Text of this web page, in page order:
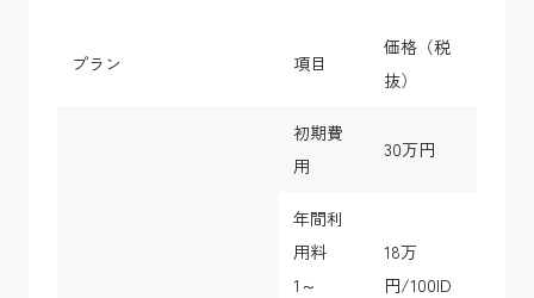
プラン 項目
価格（税
抜）
初期費
用
30万円
年間利
用料
1～
18万
円/100ID